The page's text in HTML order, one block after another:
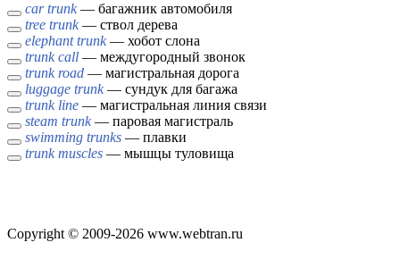
car trunk— багажник автомобиля
tree trunk— ствол дерева
elephant trunk— хобот слона
trunk call — междугородный звонок
trunk road — магистральная дорога
luggage trunk— сундук для багажа
trunk line — магистральная линия связи
steam trunk— паровая магистраль
swimming trunks — плавки
trunk muscles — мышцы туловища
Copyright © 2009-2026 www.webtran.ru